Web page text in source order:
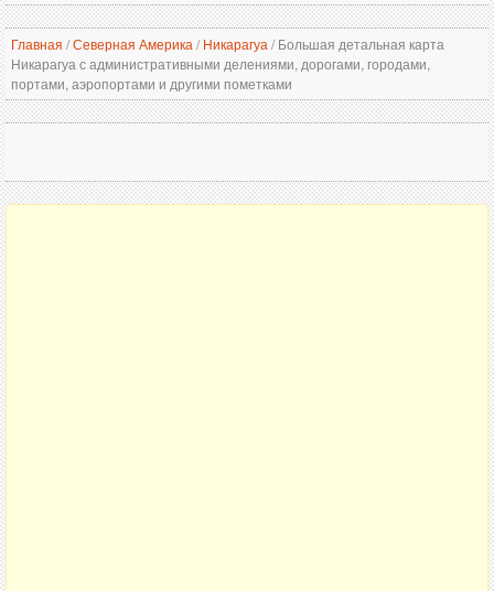
Главная /Северная Америка / Никарагуа /Большая детальная карта
Никарагуа с административными делениями, дорогами, городами,
портами, аэропортами и другими пометками